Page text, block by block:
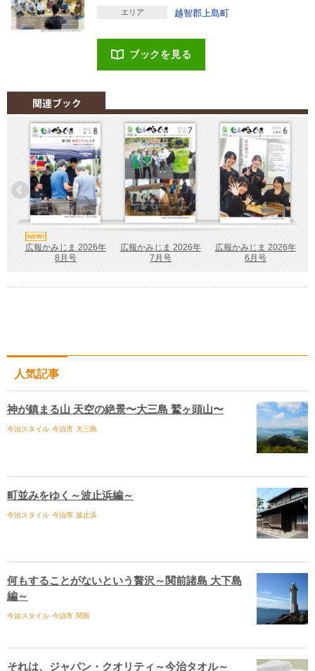
エリア 越智郡上島町
ブックを見る
広報かみじま 2026年
8月号
広報かみじま 2026年
7月号
広報かみじま 2026年
6月号
人気記事
神が鎮まる山 天空の絶景〜大三島 鷲ヶ頭山〜
今治スタイル 今治市 大三島
町並みをゆく～波止浜編～
今治スタイル 今治市 波止浜
何もすることがないという贅沢～関前諸島 大下島
編～
今治スタイル 今治市 関前
それは、ジャパン・クオリティ～今治タオル～